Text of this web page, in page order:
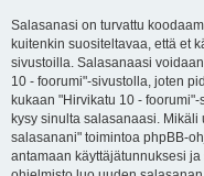
Salasanasi on turvattu
kuitenkin suositeltavaa, että et
sivustoilla. Salasanaasi
10 - foorumi"-sivustolla, joten
kukaan "Hirvikatu 10 -
kysy sinulta salasanaasi.
salasanani" toimintoa phpBB-
antamaan käyttäjätunnuksesi